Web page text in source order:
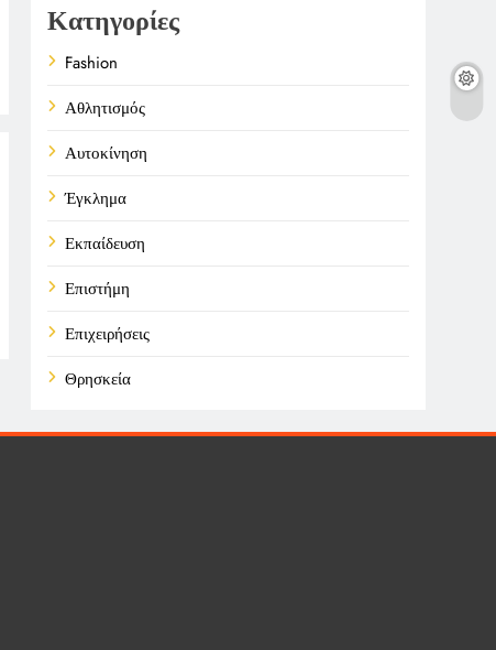
Κατηγορίες
Fashion
Αθλητισμός
Αυτοκίνηση
Έγκλημα
Εκπαίδευση
Επιστήμη
Επιχειρήσεις
Θρησκεία